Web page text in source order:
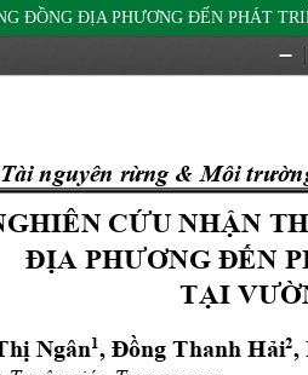
ĐỒNG ĐỊA PHƯƠNG ĐẾN PHÁT